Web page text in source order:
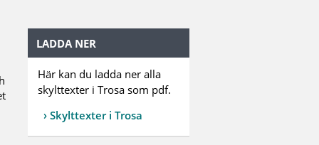
LADDA NER
Här kan du ladda ner alla
skylttexter i Trosa som pdf.
Skylttexter i Trosa